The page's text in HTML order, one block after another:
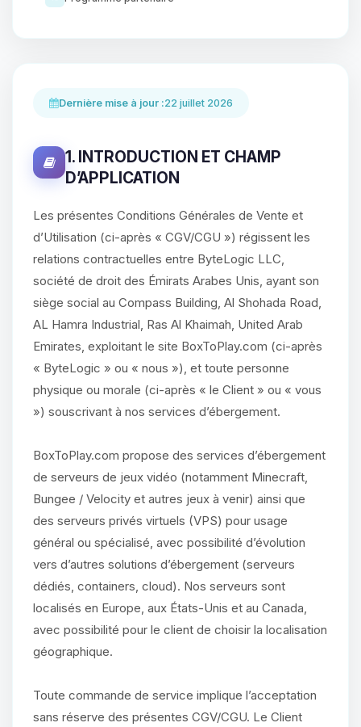
Dernière mise à jour :22 juillet 2026
1. INTRODUCTION ET CHAMP
D’APPLICATION
Les présentes Conditions Générales de Vente et
d’Utilisation (ci-après « CGV/CGU ») régissent les
relations contractuelles entre ByteLogic LLC,
société de droit des Émirats Arabes Unis, ayant son
siège social au Compass Building, Al Shohada Road,
AL Hamra Industrial, Ras Al Khaimah, United Arab
Emirates, exploitant le site BoxToPlay.com (ci-après
« ByteLogic » ou « nous »), et toute personne
physique ou morale (ci-après « le Client » ou « vous
») souscrivant à nos services d’ébergement.
BoxToPlay.com propose des services d’ébergement
de serveurs de jeux vidéo (notamment Minecraft,
Bungee / Velocity et autres jeux à venir) ainsi que
des serveurs privés virtuels (VPS) pour usage
général ou spécialisé, avec possibilité d’évolution
vers d’autres solutions d’ébergement (serveurs
dédiés, containers, cloud). Nos serveurs sont
localisés en Europe, aux États-Unis et au Canada,
avec possibilité pour le client de choisir la localisation
géographique.
Toute commande de service implique l’acceptation
sans réserve des présentes CGV/CGU. Le Client